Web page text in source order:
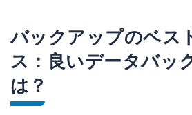
バックアップのベス
ス：良いデータバッ
は？